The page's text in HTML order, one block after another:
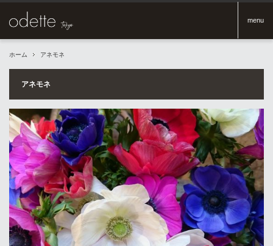
menu
ホーム アネモネ
アネモネ